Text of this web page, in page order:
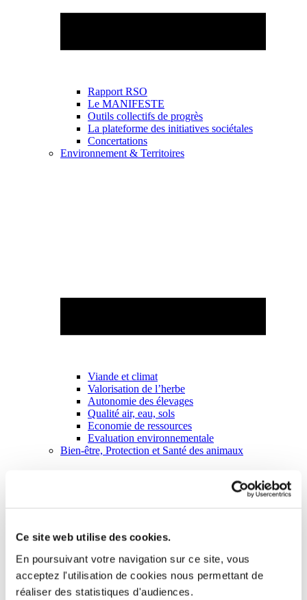
Ce site web utilise des cookies.
En poursuivant votre navigation sur ce site, vous
acceptez l'utilisation de cookies nous permettant de
réaliser des statistiques d'audiences.
Rapport RSO
Le MANIFESTE
Outils collectifs de progrès
La plateforme des initiatives sociétales
Concertations
Environnement & Territoires
Viande et climat
Valorisation de l’herbe
Autonomie des élevages
Qualité air, eau, sols
Economie de ressources
Evaluation environnementale
Bien-être, Protection et Santé des animaux